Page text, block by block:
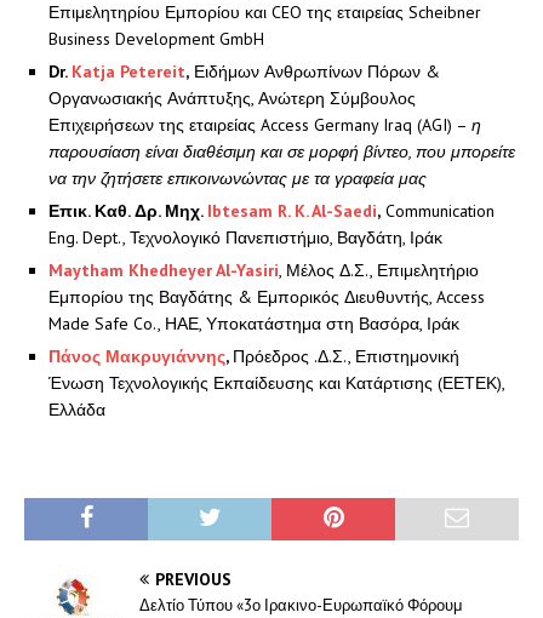
Επιμελητηρίου Εμπορίου και CEO της εταιρείας Scheibner
Business Development GmbH
Dr. Katja Petereit, Ειδήμων Ανθρωπίνων Πόρων &
Οργανωσιακής Ανάπτυξης, Ανώτερη Σύμβουλος
Επιχειρήσεων της εταιρείας Access Germany Iraq (AGI) – η
παρουσίαση είναι διαθέσιμη και σε μορφή βίντεο, που μπορείτε
να την ζητήσετε επικοινωνώντας με τα γραφεία μας
Επικ. Καθ.Δρ. Μηχ. Ibtesam R. K. Al-Saedi, Communication
Eng. Dept., Τεχνολογικό Πανεπιστήμιο, Βαγδάτη, Ιράκ
Maytham Khedheyer Al-Yasiri, Μέλος Δ.Σ., Επιμελητήριο
Εμπορίου της Βαγδάτης & Εμπορικός Διευθυντής, Access
Made Safe Co., ΗΑΕ, Υποκατάστημα στη Βασόρα, Ιράκ
Πάνος Μακρυγιάννης, Πρόεδρος .Δ.Σ., Επιστημονική
Ένωση Τεχνολογικής Εκπαίδευσης και Κατάρτισης (ΕΕΤΕΚ),
Ελλάδα
PREVIOUS
Δελτίο Τύπου «3ο Ιρακινο-Ευρωπαϊκό Φόρουμ